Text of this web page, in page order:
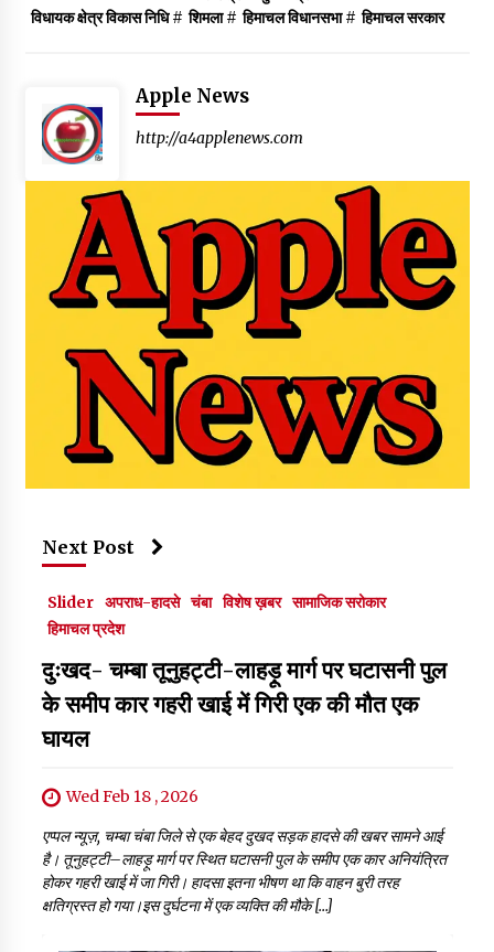
विधायक क्षेत्र विकास निधि# शिमला# हिमाचल विधानसभा# हिमाचल सरकार
Apple News
http://a4applenews.com
Next Post
Slider अपराध-हादसे चंबा विशेष ख़बर सामाजिक सरोकार
हिमाचल प्रदेश
दुःखद- चम्बा तूनुहट्टी-लाहड़ू मार्ग पर घटासनी पुल
के समीप कार गहरी खाई में गिरी एक की मौत एक
घायल
Wed Feb 18 , 2026
एप्पल न्यूज़, चम्बा चंबा जिले से एक बेहद दुखद सड़क हादसे की खबर सामने आई
है। तूनुहट्टी–लाहड़ू मार्ग पर स्थित घटासनी पुल के समीप एक कार अनियंत्रित
होकर गहरी खाई में जा गिरी। हादसा इतना भीषण था कि वाहन बुरी तरह
क्षतिग्रस्त हो गया।इस दुर्घटना में एक व्यक्ति की मौके […]